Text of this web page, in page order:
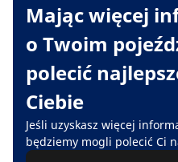
Mając więcej
o Twoim
polecić
Ciebie
Jeśli uzyskasz więcej
będziemy mogli polecić Ci